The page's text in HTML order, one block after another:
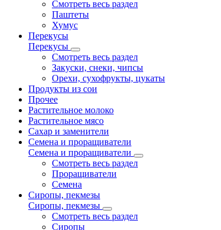
Смотреть весь раздел
Паштеты
Хумус
Перекусы
Перекусы
Смотреть весь раздел
Закуски, снеки, чипсы
Орехи, сухофрукты, цукаты
Продукты из сои
Прочее
Растительное молоко
Растительное мясо
Сахар и заменители
Семена и проращиватели
Семена и проращиватели
Смотреть весь раздел
Проращиватели
Семена
Сиропы, пекмезы
Сиропы, пекмезы
Смотреть весь раздел
Сиропы